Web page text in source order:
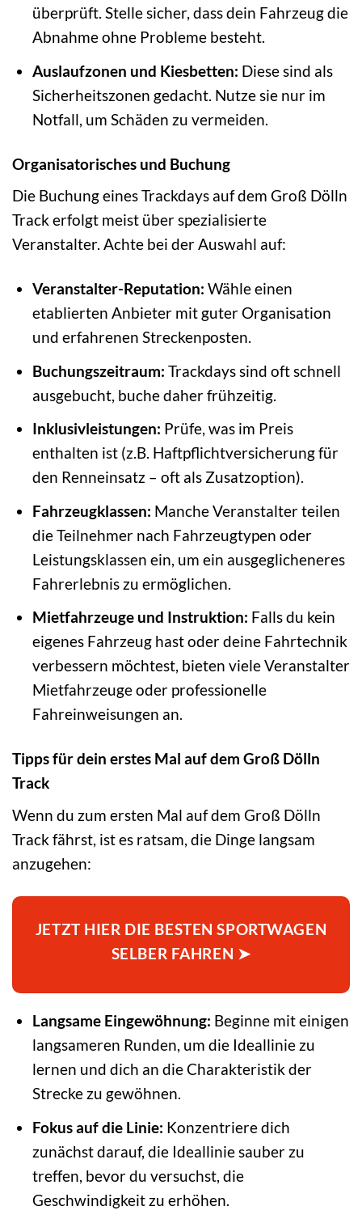
überprüft. Stelle sicher, dass dein Fahrzeug die
Abnahme ohne Probleme besteht.
Auslaufzonen und Kiesbetten: Diese sind als
Sicherheitszonen gedacht. Nutze sie nur im
Notfall, um Schäden zu vermeiden.
Organisatorisches und Buchung
Die Buchung eines Trackdays auf dem Groß Dölln
Track erfolgt meist über spezialisierte
Veranstalter. Achte bei der Auswahl auf:
Veranstalter-Reputation: Wähle einen
etablierten Anbieter mit guter Organisation
und erfahrenen Streckenposten.
Buchungszeitraum: Trackdays sind oft schnell
ausgebucht, buche daher frühzeitig.
Inklusivleistungen: Prüfe, was im Preis
enthalten ist (z.B. Haftpflichtversicherung für
den Renneinsatz – oft als Zusatzoption).
Fahrzeugklassen: Manche Veranstalter teilen
die Teilnehmer nach Fahrzeugtypen oder
Leistungsklassen ein, um ein ausgeglicheneres
Fahrerlebnis zu ermöglichen.
Mietfahrzeuge und Instruktion: Falls du kein
eigenes Fahrzeug hast oder deine Fahrtechnik
verbessern möchtest, bieten viele Veranstalter
Mietfahrzeuge oder professionelle
Fahreinweisungen an.
Tipps für dein erstes Mal auf dem Groß Dölln
Track
Wenn du zum ersten Mal auf dem Groß Dölln
Track fährst, ist es ratsam, die Dinge langsam
anzugehen:
JETZT HIER DIE BESTEN SPORTWAGEN
SELBER FAHREN ➤
Langsame Eingewöhnung: Beginne mit einigen
langsameren Runden, um die Ideallinie zu
lernen und dich an die Charakteristik der
Strecke zu gewöhnen.
Fokus auf die Linie: Konzentriere dich
zunächst darauf, die Ideallinie sauber zu
treffen, bevor du versuchst, die
Geschwindigkeit zu erhöhen.